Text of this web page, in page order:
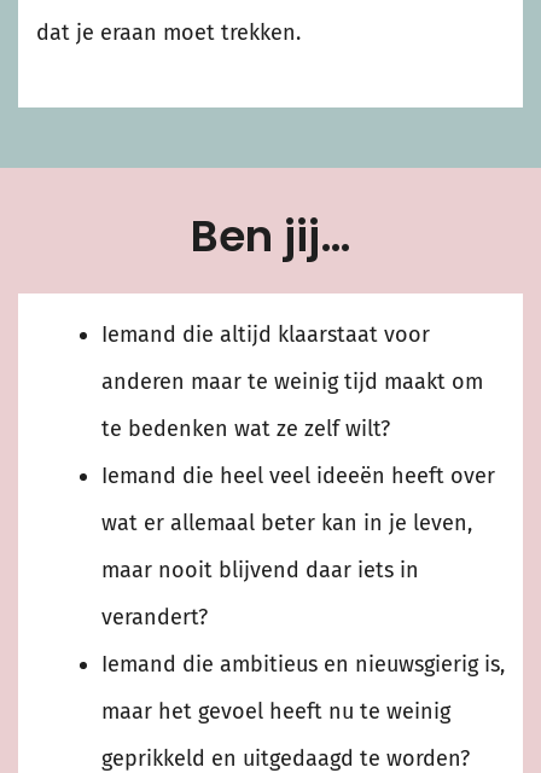
dat je eraan moet trekken.
Ben jij…
Iemand die altijd klaarstaat voor
anderen maar te weinig tijd maakt om
te bedenken wat ze zelf wilt?
Iemand die heel veel ideeën heeft over
wat er allemaal beter kan in je leven,
maar nooit blijvend daar iets in
verandert?
Iemand die ambitieus en nieuwsgierig is,
maar het gevoel heeft nu te weinig
geprikkeld en uitgedaagd te worden?